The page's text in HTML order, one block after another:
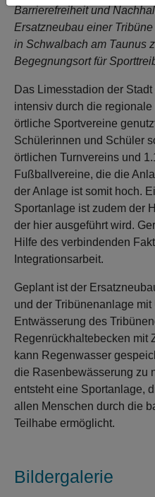
Barrierefreiheit und
Ersatzneubau einer
in Schwalbach am Taunus
Begegnungsort für
Das Limesstadion der
intensiv durch die
örtliche Sportvereine
Schülerinnen und Schüler
örtlichen Turnvereins und
Fußballvereine, die die
der Anlage ist somit hoch.
Sportanlage ist zudem der
der hier ausgeführt wird.
Hilfe des verbindenden
Integrationsarbeit.
Geplant ist der
und der Tribünenanlage
Entwässerung des
Regenrückhaltebecken mit
kann Regenwasser
die Rasenbewässerung zu
entsteht eine Sportanlage,
allen Menschen durch die
Teilhabe ermöglicht.
Bildergalerie